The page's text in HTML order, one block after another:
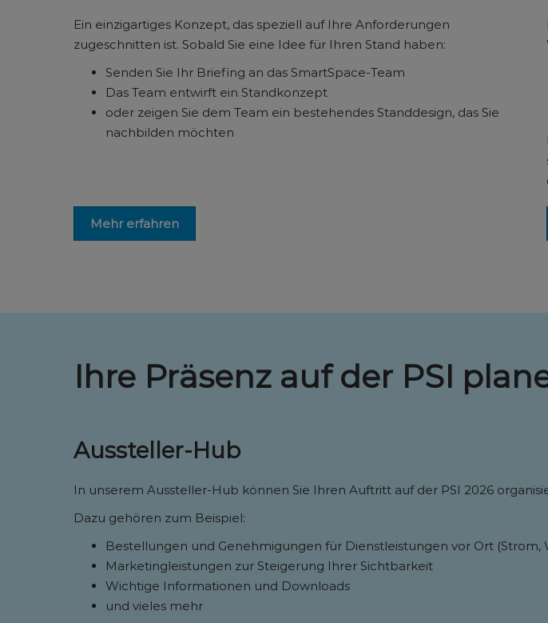
Ein einzigartiges Konzept, das speziell auf Ihre Anforderungen
zugeschnitten ist. Sobald Sie eine Idee für Ihren Stand haben:
Senden Sie Ihr Briefing an das SmartSpace-Team
Das Team entwirft ein Standkonzept
oder zeigen Sie dem Team ein bestehendes Standdesign, das Sie
nachbilden möchten
Mehr erfahren
Ihre Präsenz auf der PSI
Aussteller-Hub
In unserem Aussteller-Hub können Sie Ihren Auftritt auf der PSI 2026
Dazu gehören zum Beispiel:
Bestellungen und Genehmigungen für Dienstleistungen vor Ort (Strom,
Marketingleistungen zur Steigerung Ihrer Sichtbarkeit
Wichtige Informationen und Downloads
und vieles mehr